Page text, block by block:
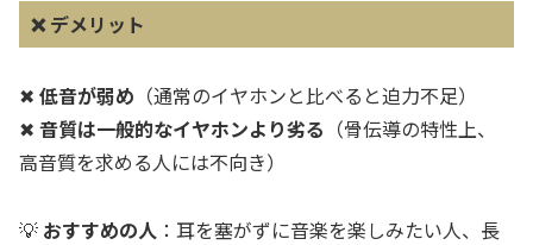
❌デメリット
✖ 低音が弱め （通常のイヤホンと比べると迫力不足）
✖ 音質は一般的なイヤホンより劣る （骨伝導の特性上、
高音質を求める人には不向き）
💡 おすすめの人 ：耳を塞がずに音楽を楽しみたい人、長